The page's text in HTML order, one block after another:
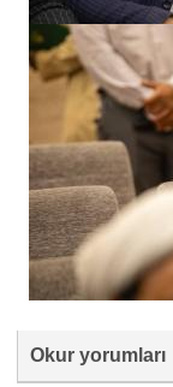
Okur yorumları